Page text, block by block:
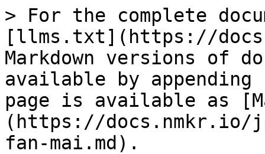
> For the complete
[llms.txt](https://
Markdown versions of
available by
page is available as
(https://
fan-mai.md).